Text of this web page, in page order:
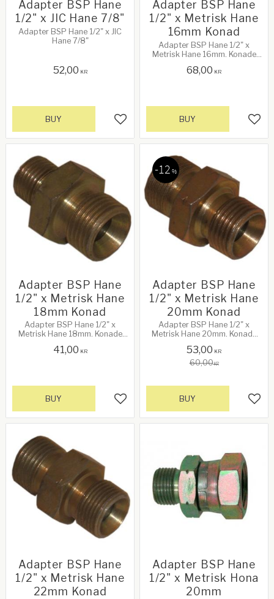
Adapter BSP Hane
1/2" x JIC Hane 7/8"
Adapter BSP Hane 1/2" x JIC
Hane 7/8"
52,00 KR
Add to favorites
BUY
Adapter BSP Hane
1/2" x Metrisk Hane
16mm Konad
Adapter BSP Hane 1/2" x
Metrisk Hane 16mm. Konade
68,00 KR
BUY
Adapter BSP Hane
1/2" x Metrisk Hane
18mm Konad
Adapter BSP Hane 1/2" x
Metrisk Hane 18mm. Konade
41,00 KR
Add to favorites
BUY
Adapter BSP Hane
1/2" x Metrisk Hane
20mm Konad
Adapter BSP Hane 1/2" x
Metrisk Hane 20mm. Konade
53,00 KR
60,00KR
12 %
BUY
Adapter BSP Hane
1/2" x Metrisk Hane
22mm Konad
Adapter BSP Hane
1/2" x Metrisk Hona
20mm